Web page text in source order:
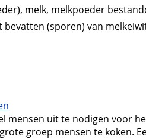
melk, melkpoeder
bevatten (sporen) van
mensen uit te nodigen voor
groep mensen te koken.